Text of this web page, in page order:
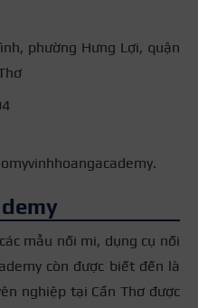
phường Hưng Lợi, quận
mẫu nối mi, dụng cụ nối
còn được biết đến là
nghiệp tại Cần Thơ được